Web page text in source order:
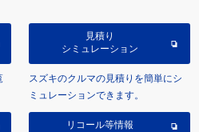
見積り
シミュレーション
スズキのクルマの見積りを簡単にシ
ミュレーションできます。
リコール等情報